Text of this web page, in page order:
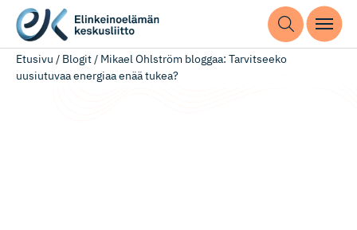
Etusivu / Blogit/ Mikael Ohlström bloggaa: Tarvitseeko
uusiutuvaa energiaa enää tukea?